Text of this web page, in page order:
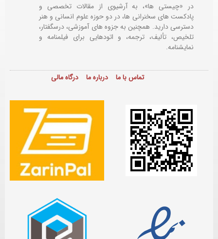
در «چیستی ها»، به آرشیوی از مقالات تخصصی و
پادکست های سخنرانی ها، در دو حوزه علوم انسانی و هنر
دسترسی دارید. همچنین به جزوه های آموزشی، درسگفتار،
تلخیص، تألیف، ترجمه، و اتودهایی برایفیلمنامه و
نمایشنامه.
تماس با ما درباره ما درگاه مالی